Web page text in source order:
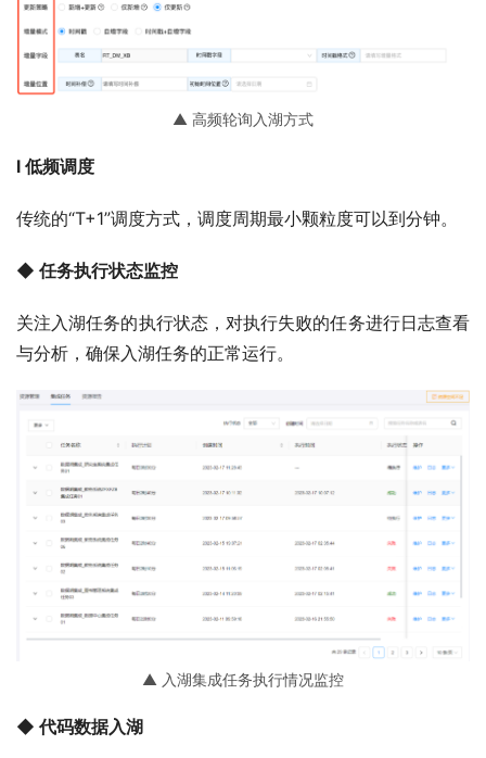
▲ 高频轮询入湖方式
l 低频调度
传统的“T+1”调度方式，调度周期最小颗粒度可以到分钟。
◆ 任务执行状态监控
关注入湖任务的执行状态，对执行失败的任务进行日志查看
与分析，确保入湖任务的正常运行。
▲ 入湖集成任务执行情况监控
◆ 代码数据入湖